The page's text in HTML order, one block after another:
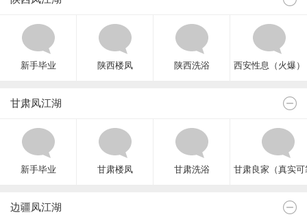
新手毕业 陕西楼凤 陕西洗浴 西安性息（火爆）
甘肃凤江湖
新手毕业 甘肃楼凤 甘肃洗浴 甘肃良家（真实可
边疆凤江湖